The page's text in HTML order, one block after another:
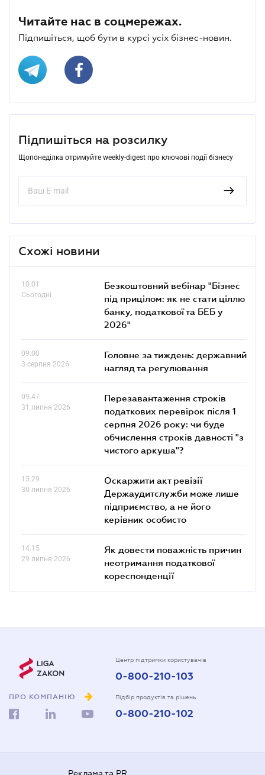
Читайте нас в соцмережах.
Підпишіться, щоб бути в курсі усіх бізнес-новин.
Підпишіться на розсилку
Щопонеділка отримуйте weekly-digest про ключові події бізнесу
Схожі новини
10.01
Сьогодні
Безкоштовний вебінар "Бізнес
під прицілом: як не стати ціллю
банку, податкової та БЕБ у
2026"
09.00
3 серпня 2026
Головне за тиждень: державний
нагляд та регулювання
09.47
31 липня 2026
Перезавантаження строків
податкових перевірок після 1
серпня 2026 року: чи буде
обчислення строків давності "з
чистого аркуша"?
15.29
30 липня 2026
Оскаржити акт ревізії
Держаудитслужби може лише
підприємство, а не його
керівник особисто
14.15
29 липня 2026
Як довести поважність причин
неотримання податкової
кореспонденції
ПРО КОМПАНІЮ
Центр підтримки користувачів
0-800-210-103
Підбір продуктів та рішень
0-800-210-102